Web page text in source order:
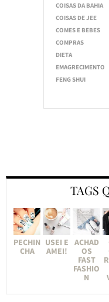
COISAS DA BAHIA
COISAS DE JEE
COMES E BEBES
COMPRAS
DIETA
EMAGRECIMENTO
FENG SHUI
TAGS
PECHIN
CHA
USEI E
AMEI!
ACHAD
OS
FAST
FASHIO
N